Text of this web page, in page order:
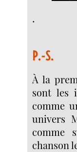
.
P.-S.
À la
sont les
comme
univers
comme
chanson